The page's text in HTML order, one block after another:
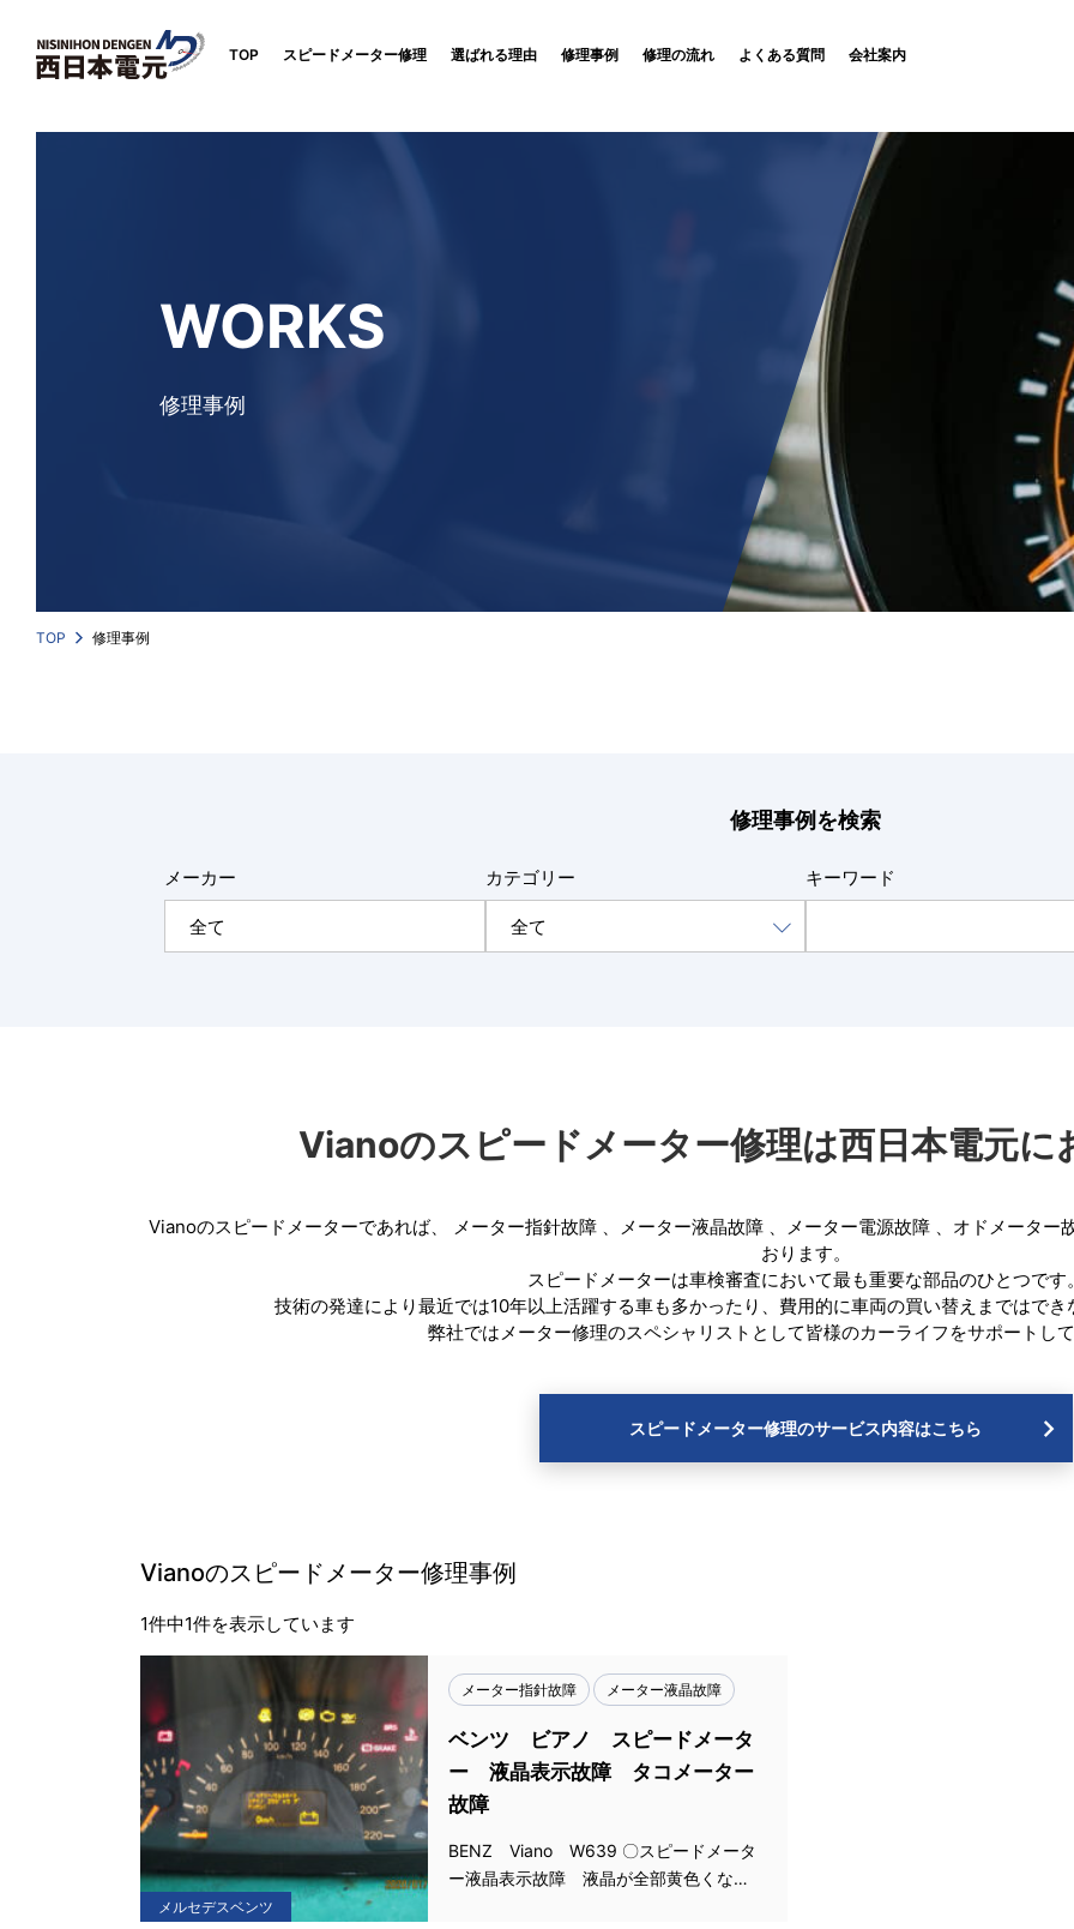
TOP スピードメーター修理 選ばれる理由 修理事例 修理の流れ よくある質問 会社案内
WORKS
修理事例
TOP 修理事例
修理事例を検索
メーカー カテゴリー キーワード
Vianoのスピードメーター修理は西日本電元に
Vianoのスピードメーターであれば、 メーター指針故障 、 メーター液晶故障 、 メーター電源故障 、 オドメーター
おります。
スピードメーターは車検審査において最も重要な部品のひとつです
技術の発達により最近では10年以上活躍する車も多かったり、費用的に車両の買い替えまではで
弊社ではメーター修理のスペシャリストとして皆様のカーライフをサポートし
スピードメーター修理のサービス内容はこちら
Vianoのスピードメーター修理事例
1件中1件を表示しています
メルセデスベンツ
メーター指針故障 メーター液晶故障
ベンツ ビアノ スピードメータ
ー 液晶表示故障 タコメーター
故障
BENZ Viano W639 〇スピードメータ
ー液晶表示故障 液晶が全部黄色くな…